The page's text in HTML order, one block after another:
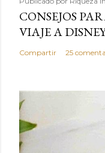
CONSEJOS
VIAJE A
Compartir 25